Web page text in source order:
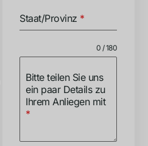
Staat/Provinz *
Bitte teilen Sie uns
ein paar Details zu
Ihrem Anliegen mit
*
0 / 180